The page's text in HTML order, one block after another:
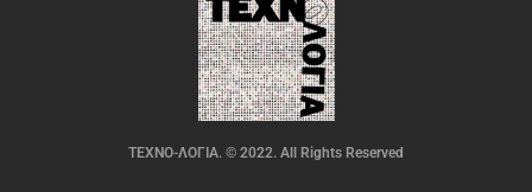
ΤΕΧΝΟ-ΛΟΓΙΑ. © 2022. All Rights Reserved